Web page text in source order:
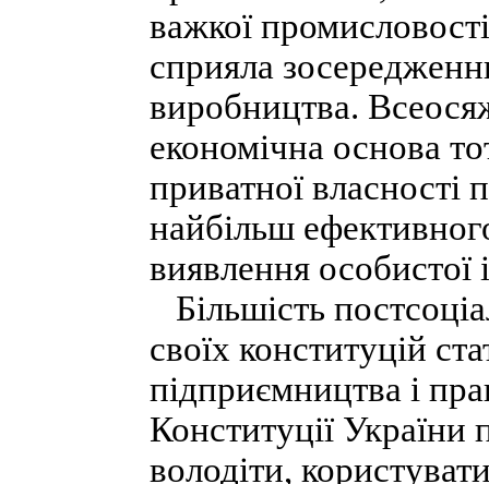
важкої
сприяла
виробництва.
економічна основа
приватної власності
найбільш
виявлення особистої
Більшість
своїх конституцій
підприємництва і
Конституції
володіти,